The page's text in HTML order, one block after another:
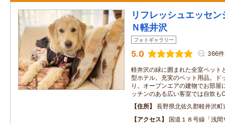
リフレッシュエッセ
Ｎ軽井沢
フォトギャラリー
5.0 366件
軽井沢の緑に囲まれた全室ペット
型ホテル。充実のペット用品。ド
り。オープンエアの建物でお部
ッチンのある広い客室では自炊も
住所
長野県北佐久郡軽井沢町
アクセス
国道１８号線「浅